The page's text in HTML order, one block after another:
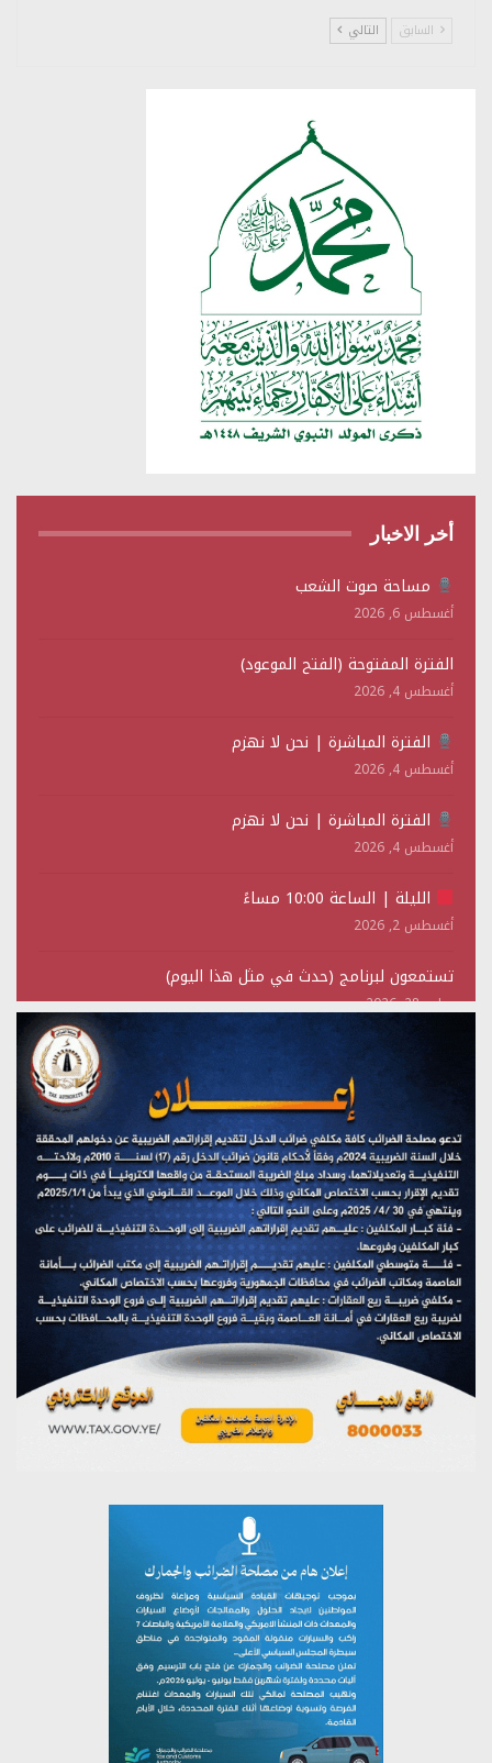
السابق التالي
أخر الاخبار
مساحة صوت الشعب
أغسطس 6, 2026
الفترة المفتوحة (الفتح الموعود)
أغسطس 4, 2026
الفترة المباشرة | نحن لا نهزم
أغسطس 4, 2026
الفترة المباشرة | نحن لا نهزم
أغسطس 4, 2026
الليلة | الساعة 10:00 مساءً
أغسطس 2, 2026
تستمعون لبرنامج (حدث في مثل هذا اليوم)
يوليو 28, 2026
(نحن لا نهزم) بث مباشر
تستمعون لبرنامج (هندسة الوهم)
يوليو 28, 2026
مؤتمر صحفي لمركز عين الإنسانية حول جرائم تحالف العدوان
على اليمن
يوليو 27, 2026
تستمعون لبرنامج (مع السيد القائد)
يوليو 26, 2026